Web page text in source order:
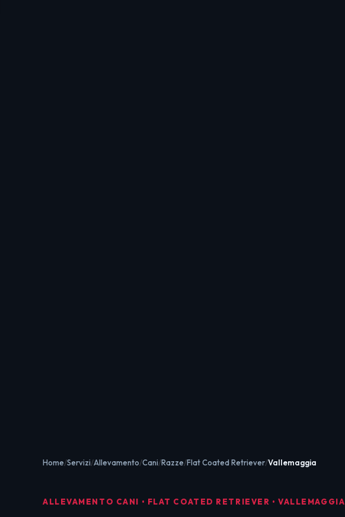
Home Servizi Allevamento Cani Razze Flat Coated Retriever Vallemaggia
ALLEVAMENTO CANI • FLAT COATED RETRIEVER • VALLEMAGGIA